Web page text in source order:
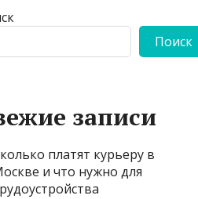
Поиск
записи
платят курьеру в
и что нужно для